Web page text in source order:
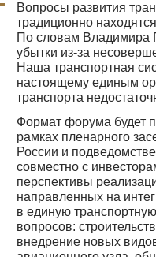
Вопросы развития
традиционно
По словам Владимира
убытки из-за
Наша транспортная
настоящему единым
транспорта
Формат форума будет
рамках пленарного
России и
совместно с
перспективы
направленных на
в единую
вопросов:
внедрение новых